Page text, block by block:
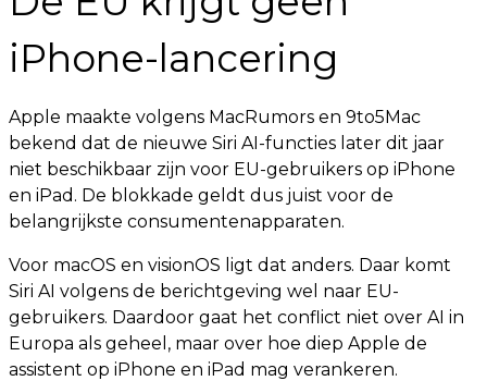
iPhone-lancering
Apple maakte volgens MacRumors en 9to5Mac
bekend dat de nieuwe Siri AI-functies later dit jaar
niet beschikbaar zijn voor EU-gebruikers op iPhone
en iPad. De blokkade geldt dus juist voor de
belangrijkste consumentenapparaten.
Voor macOS en visionOS ligt dat anders. Daar komt
Siri AI volgens de berichtgeving wel naar EU-
gebruikers. Daardoor gaat het conflict niet over AI in
Europa als geheel, maar over hoe diep Apple de
assistent op iPhone en iPad mag verankeren.